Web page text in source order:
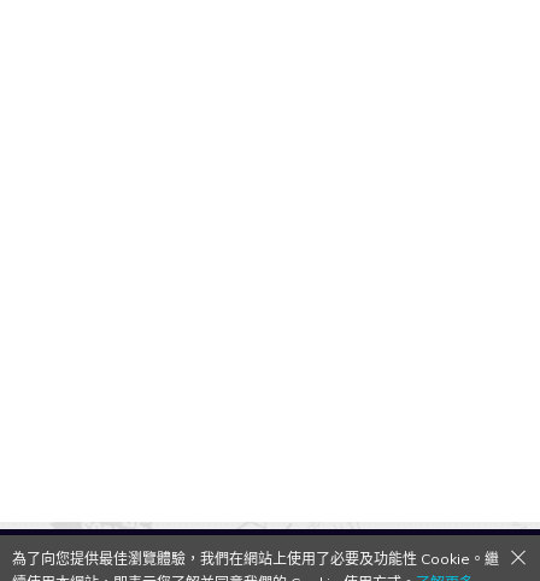
QooApp Limited © 2026
為了向您提供最佳瀏覽體驗，我們在網站上使用了必要及功能性 Cookie。繼